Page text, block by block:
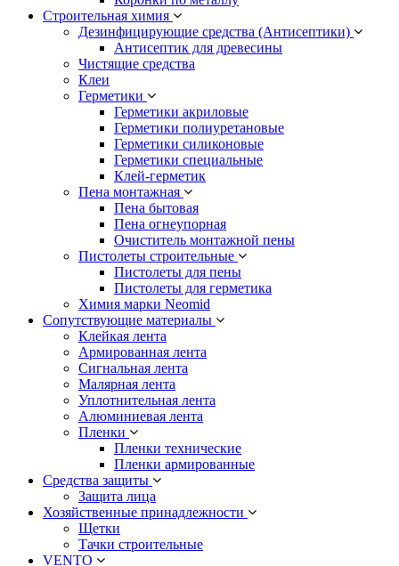
Строительная химия
Дезинфицирующие средства (Антисептики)
Антисептик для древесины
Чистящие средства
Клеи
Герметики
Герметики акриловые
Герметики полиуретановые
Герметики силиконовые
Герметики специальные
Клей-герметик
Пена монтажная
Пена бытовая
Пена огнеупорная
Очиститель монтажной пены
Пистолеты строительные
Пистолеты для пены
Пистолеты для герметика
Химия марки Neomid
Сопутствующие материалы
Клейкая лента
Армированная лента
Сигнальная лента
Малярная лента
Уплотнительная лента
Алюминиевая лента
Пленки
Пленки технические
Пленки армированные
Средства защиты
Защита лица
Хозяйственные принадлежности
Щетки
Тачки строительные
VENTO